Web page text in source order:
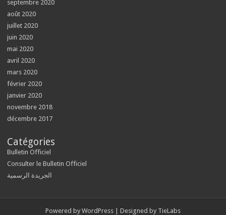
septembre 2020
août 2020
juillet 2020
juin 2020
mai 2020
avril 2020
mars 2020
février 2020
janvier 2020
novembre 2018
décembre 2017
Catégories
Bulletin Officiel
Consulter le Bulletin Officiel
الجريدة الرسمية
Powered by WordPress | Designed by TieLabs